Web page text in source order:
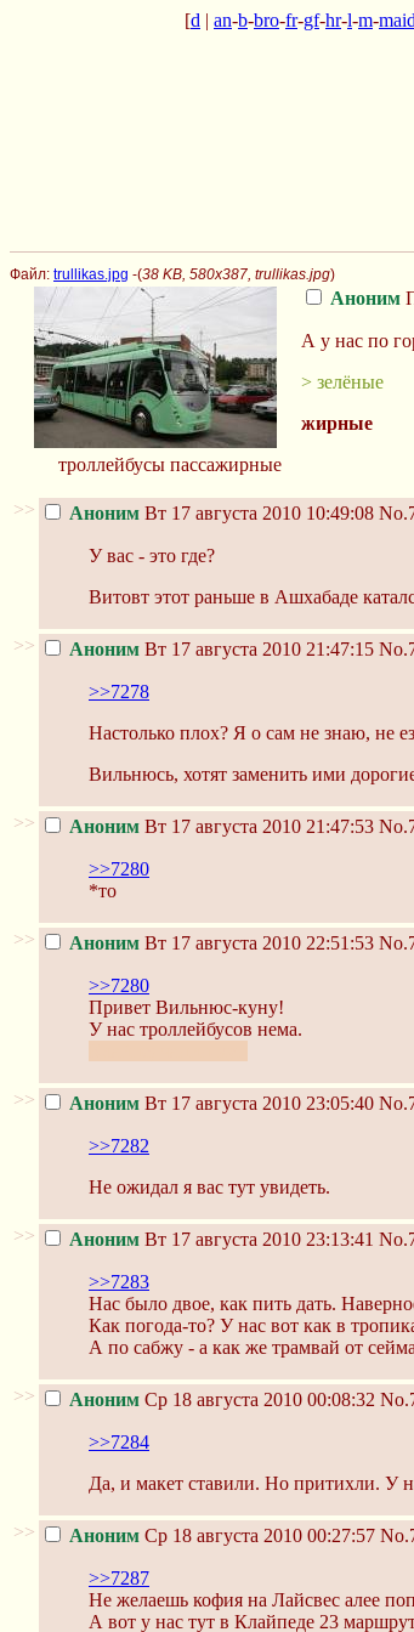
[d | an-b-bro-fr-gf-hr-l-m-maid
Файл: trullikas.jpg -(38 KB, 580x387, trullikas.jpg)
Аноним
А у нас по
> зелёные
жирные
троллейбусы пассажирные
>> Аноним Вт 17 августа 2010 10:49:08
У вас - это где?
Витовт этот раньше в Ашхабаде
>> Аноним Вт 17 августа 2010 21:47:15
>>7278
Настолько плох? Я о сам не знаю, не
Вильнюсь, хотят заменить ими
>> Аноним Вт 17 августа 2010 21:47:53
>>7280
*то
>> Аноним Вт 17 августа 2010 22:51:53
>>7280
Привет Вильнюс-куну!
У нас троллейбусов нема.
>> Аноним Вт 17 августа 2010 23:05:40
>>7282
Не ожидал я вас тут увидеть.
>> Аноним Вт 17 августа 2010 23:13:41
>>7283
Нас было двое, как пить дать.
Как погода-то? У нас вот как в
А по сабжу - а как же трамвай от
>> Аноним Ср 18 августа 2010 00:08:32
>>7284
Да, и макет ставили. Но притихли. У
>> Аноним Ср 18 августа 2010 00:27:57
>>7287
Не желаешь кофия на Лайсвес алее
А вот у нас тут в Клайпеде 23